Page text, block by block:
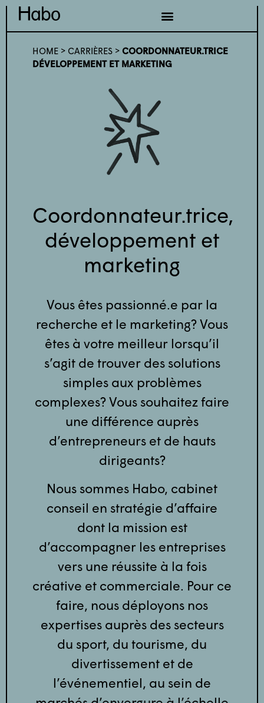
HOME> CARRIÈRES> COORDONNATEUR.TRICE
DÉVELOPPEMENT ET MARKETING
Coordonnateur.trice,
développement et
marketing
Vous êtes passionné.e par la
recherche et le marketing? Vous
êtes à votre meilleur lorsqu’il
s’agit de trouver des solutions
simples aux problèmes
complexes? Vous souhaitez faire
une différence auprès
d’entrepreneurs et de hauts
dirigeants?
Nous sommes Habo, cabinet
conseil en stratégie d’affaire
dont la mission est
d’accompagner les entreprises
vers une réussite à la fois
créative et commerciale. Pour ce
faire, nous déployons nos
expertises auprès des secteurs
du sport, du tourisme, du
divertissement et de
l’événementiel, au sein de